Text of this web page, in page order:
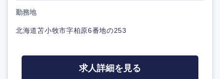
勤務地
北海道苫小牧市字柏原6番地の253
求人詳細を見る